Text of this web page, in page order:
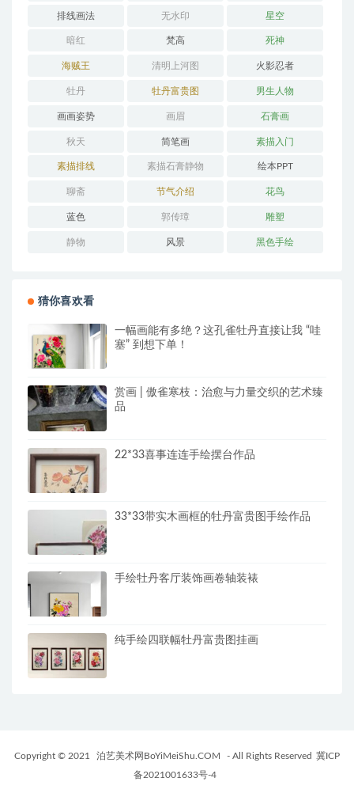
排线画法 无水印 星空
暗红 梵高 死神
海贼王 清明上河图 火影忍者
牡丹 牡丹富贵图 男生人物
画画姿势 画眉 石膏画
秋天 简笔画 素描入门
素描排线 素描石膏静物 绘本PPT
聊斋 节气介绍 花鸟
蓝色 郭传璋 雕塑
静物 风景 黑色手绘
猜你喜欢看
一幅画能有多绝？这孔雀牡丹直接让我 “哇
塞” 到想下单！
赏画 | 傲雀寒枝：治愈与力量交织的艺术臻
品
22*33喜事连连手绘摆台作品
33*33带实木画框的牡丹富贵图手绘作品
手绘牡丹客厅装饰画卷轴装裱
纯手绘四联幅牡丹富贵图挂画
Copyright © 2021 泊艺美术网BoYiMeiShu.COM - All Rights Reserved 冀ICP
备2021001633号-4